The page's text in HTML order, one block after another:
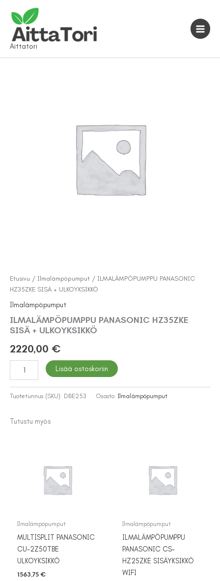
sisältöön
Aittatori
Etusivu / Ilmalämpöpumput / ILMALÄMPÖPUMPPU PANASONIC
HZ35ZKE SISÄ + ULKOYKSIKKÖ
Ilmalämpöpumput
ILMALÄMPÖPUMPPU PANASONIC HZ35ZKE
SISÄ + ULKOYKSIKKÖ
2220,00 €
ILMALÄMPÖPUMPPU
PANASONIC
SISÄ
määrä
Lisää ostoskoriin
Tuotetunnus (SKU): DBE253 Osasto: Ilmalämpöpumput
Tutustu myös
Ilmalämpöpumput
MULTISPLIT PANASONIC
CU-2Z50TBE
ULKOYKSIKKÖ
1563,75 €
Ilmalämpöpumput
ILMALÄMPÖPUMPPU
PANASONIC CS-
HZ25ZKE SISÄYKSIKKÖ
WIFI